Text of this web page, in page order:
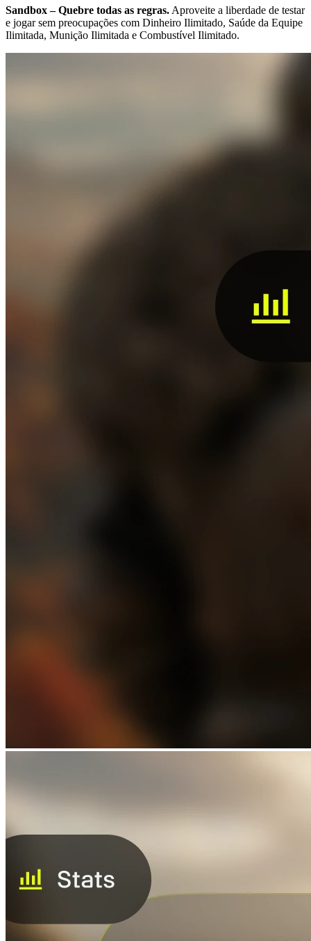
Sandbox – Quebre todas as regras. Aproveite a liberdade de testar
e jogar sem preocupações com Dinheiro Ilimitado, Saúde da Equipe
Ilimitada, Munição Ilimitada e Combustível Ilimitado.